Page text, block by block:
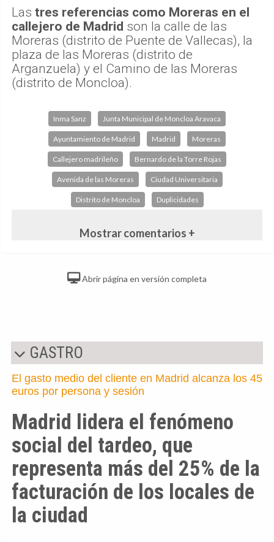
Las tres referencias como Moreras en el
callejero de Madrid son la calle de las
Moreras (distrito de Puente de Vallecas), la
plaza de las Moreras (distrito de
Arganzuela) y el Camino de las Moreras
(distrito de Moncloa).
Inma Sanz Junta Municipal de Moncloa Aravaca
Ayuntamiento de Madrid Madrid Moreras
Callejero madrileño Bernardo de la Torre Rojas
Avenida de las Moreras Ciudad Universitaria
Distrito de Moncloa Duplicidades
Mostrar comentarios +
Abrir página en versión completa
GASTRO
El gasto medio del cliente en Madrid alcanza los 45
euros por persona y sesión
Madrid lidera el fenómeno
social del tardeo, que
representa más del 25% de la
facturación de los locales de
la ciudad